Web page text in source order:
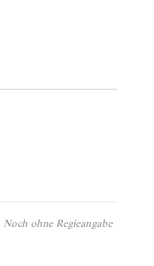
Noch ohne Regieangabe